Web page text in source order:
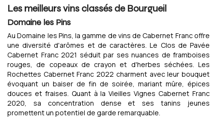
Les meilleurs vins classés de Bourgueil
Domaine les Pins
Au Domaine les Pins, la gamme de vins de Cabernet Franc offre
une diversité d'arômes et de caractères. Le Clos de Pavée
Cabernet Franc 2021 séduit par ses nuances de framboises
rouges, de copeaux de crayon et d'herbes séchées. Les
Rochettes Cabernet Franc 2022 charment avec leur bouquet
évoquant un baiser de fin de soirée, mariant mûre, épices
douces et fraises. Quant à la Vieilles Vignes Cabernet Franc
2020, sa concentration dense et ses tanins jeunes
promettent un potentiel de garde remarquable.